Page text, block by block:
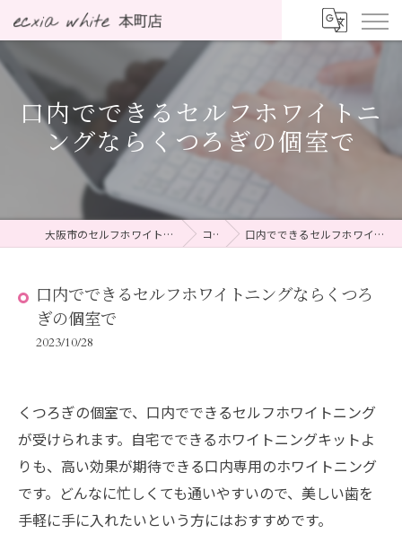
口内でできるセルフホワイトニ
ングならくつろぎの個室で
大阪市のセルフホワイトニングならecxia white 本町店 コラム 口内でできるセルフホワイトニングならくつろぎの個室で
口内でできるセルフホワイトニングならくつろ
ぎの個室で
2023/10/28
くつろぎの個室で、口内でできるセルフホワイトニング
が受けられます。自宅でできるホワイトニングキットよ
りも、高い効果が期待できる口内専用のホワイトニング
です。どんなに忙しくても通いやすいので、美しい歯を
手軽に手に入れたいという方にはおすすめです。